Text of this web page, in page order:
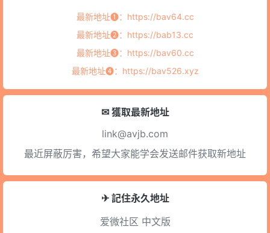
最新地址➊： https://bav64.cc
最新地址➋： https://bab13.cc
最新地址➌： https://bav60.cc
最新地址➍： https://bav526.xyz
✉ 獲取最新地址
link@avjb.com
最近屏蔽厉害，希望大家能学会发送邮件获取新地址
✈ 記住永久地址
爱微社区 中文版